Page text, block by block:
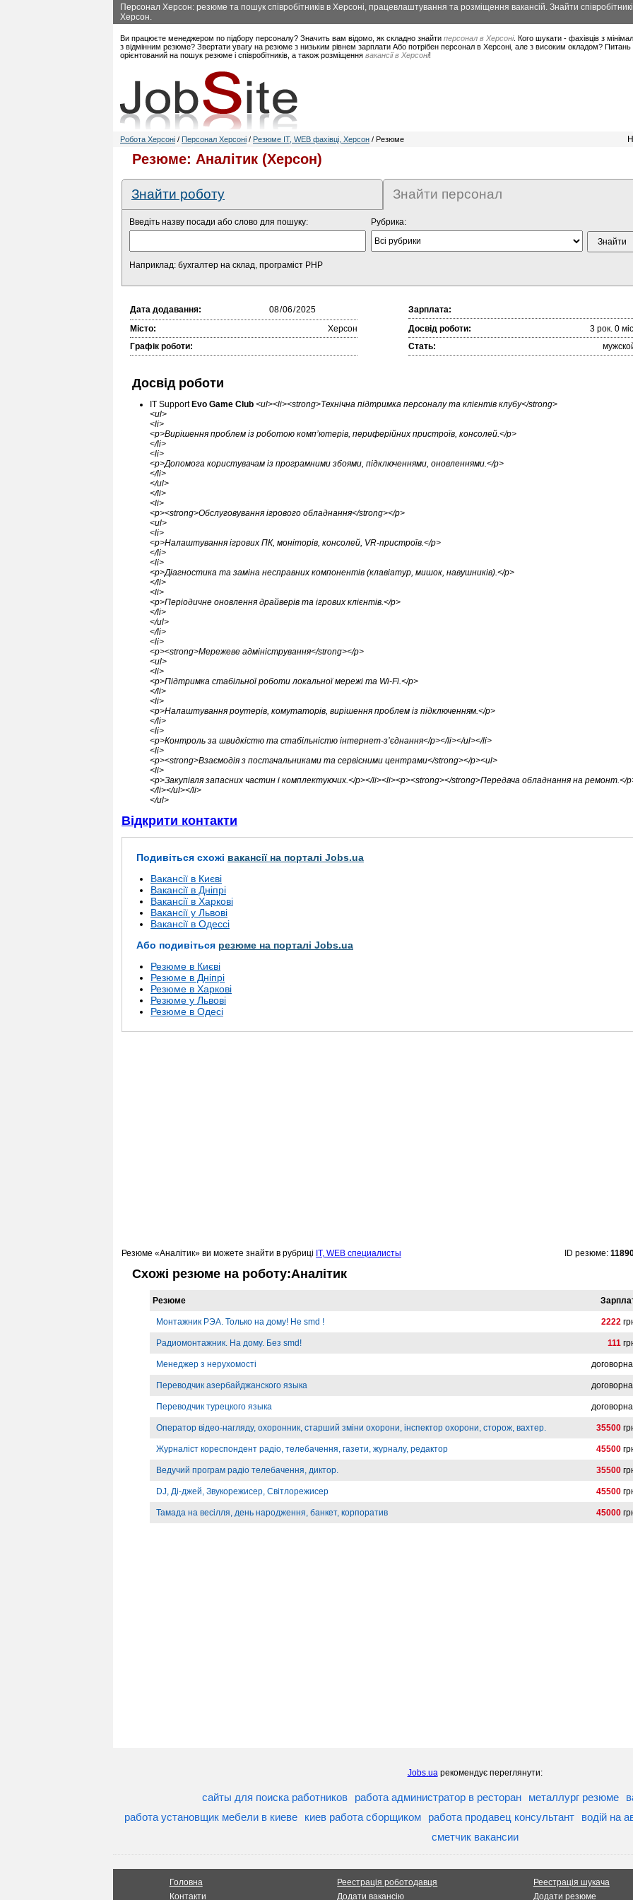
Персонал Херсон: резюме та пошук співробітників в Херсоні, працевлаштування та розміщення вакансій. Знайти
Херсон.
Ви працюєте менеджером по підбору персоналу? Значить вам відомо, як складно знайти персонал в Херсоні. Кого шукати - фахівців з
з відмінним резюме? Звертати увагу на резюме з низьким рівнем зарплати Або потрібен персонал в Херсоні, але з високим окладом?
орієнтований на пошук резюме і співробітників, а також розміщення вакансії в Херсоні!
Робота Херсоні / Персонал Херсоні / Резюме IT, WEB фахівці, Херсон / Резюме
Резюме: Аналітик (Херсон)
Знайти роботу Знайти персонал
Введіть назву посади або слово для пошуку:
Наприклад: бухгалтер на склад, програміст PHP
Рубрика:
Дата додавання:
Зарплата:
Місто:
Херсон Досвід роботи:
3 рок. 0
Графік роботи:
Стать:
Досвід роботи
IT Support Evo Game Club <ul><li><strong>Технічна підтримка персоналу та клієнтів клубу</strong>
<ul>
<li>
<p>Вирішення проблем із роботою комп’ютерів, периферійних пристроїв, консолей.</p>
</li>
<li>
<p>Допомога користувачам із програмними збоями, підключеннями, оновленнями.</p>
</li>
</ul>
</li>
<li>
<p><strong>Обслуговування ігрового обладнання</strong></p>
<ul>
<li>
<p>Налаштування ігрових ПК, моніторів, консолей, VR-пристроїв.</p>
</li>
<li>
<p>Діагностика та заміна несправних компонентів (клавіатур, мишок, навушників).</p>
</li>
<li>
<p>Періодичне оновлення драйверів та ігрових клієнтів.</p>
</li>
</ul>
</li>
<li>
<p><strong>Мережеве адміністрування</strong></p>
<ul>
<li>
<p>Підтримка стабільної роботи локальної мережі та Wi-Fi.</p>
</li>
<li>
<p>Налаштування роутерів, комутаторів, вирішення проблем із підключенням.</p>
</li>
<li>
<p>Контроль за швидкістю та стабільністю інтернет-з’єднання</p></li></ul></li>
<li>
<p><strong>Взаємодія з постачальниками та сервісними центрами</strong></p><ul>
<li>
<p>Закупівля запасних частин і комплектуючих.</p></li><li><p><strong></strong>Передача обладнання на ремонт.</
</li></ul></li>
</ul>
Відкрити контакти
Подивіться схожі вакансії на порталі Jobs.ua
Вакансії в Києві
Вакансії в Дніпрі
Вакансії в Харкові
Вакансії у Львові
Вакансії в Одессі
Або подивіться резюме на порталі Jobs.ua
Резюме в Києві
Резюме в Дніпрі
Резюме в Харкові
Резюме у Львові
Резюме в Одесі
Резюме «Аналітик» ви можете знайти в рубриці IT, WEB специалисты ID резюме:
Схожі резюме на роботу:Аналітик
Резюме
Монтажник РЭА. Только на дому! Не smd ! 2222
Радиомонтажник. На дому. Без smd! 111
Менеджер з нерухомості
Переводчик азербайджанского языка
Переводчик турецкого языка
Оператор відео-нагляду, охоронник, старший зміни охорони, інспектор охорони, сторож, вахтер. 35500
Журналіст кореспондент радіо, телебачення, газети, журналу, редактор 45500
Ведучий програм радіо телебачення, диктор. 35500
DJ, Ді-джей, Звукорежисер, Світлорежисер 45500
Тамада на весілля, день народження, банкет, корпоратив 45000
Jobs.uaрекомендує переглянути:
сайты для поиска работников работа администратор в ресторан металлург резюме
работа установщик мебели в киеве
киев работа сборщиком работа продавец консультант
водій на
сметчик вакансии
Головна
Контакти
Реестрація роботодавця
Додати вакансію
Реестрація шукача
Додати резюме